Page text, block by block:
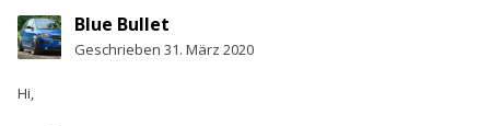
Blue Bullet
Geschrieben 31. März 2020
Hi,